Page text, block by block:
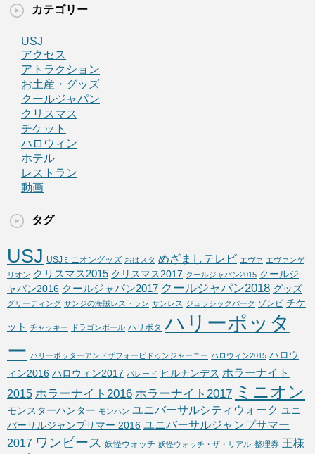
カテゴリー
USJ
アクセス
アトラクション
お土産・グッズ
クールジャパン
クリスマス
チケット
ハロウィン
ホテル
レストラン
動画
タグ
USJ USJミニオングッズ おはスタ めざましテレビ エヴァ エヴァンゲ
リオン クリスマス2015 クリスマス2017 クールジャパン2015 クールジ
ャパン2016 クールジャパン2017 クールジャパン2018 グッズ
グリーティング サンジの海賊レストラン サンレス ジュラシックパーク ゾンビ チケ
ット チャッキー ドラゴンボール ハリポタ ハリーポッタ
ー ハリーポッターアンドザフォービドゥンジャーニー ハロウィン2015 ハロウ
ィン2016 ハロウィン2017 パレード ヒルナンデス ホラーナイト
2015 ホラーナイト2016 ホラーナイト2017 ミニオン
モンスターハンター モンハン ユニバーサルシティウォーク ユニ
バーサルジャンプサマー 2016 ユニバーサルジャンプサマー
2017 ワンピース 妖怪ウォッチ 妖怪ウォッチ・ザ・リアル 整理券 王様